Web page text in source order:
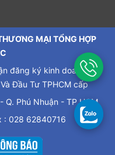
MẠI TỔNG HỢP
đăng ký kinh doanh cấp
Đầu Tư TPHCM cấp
Phú Nhuận - TP.HCM
: 028 62840716